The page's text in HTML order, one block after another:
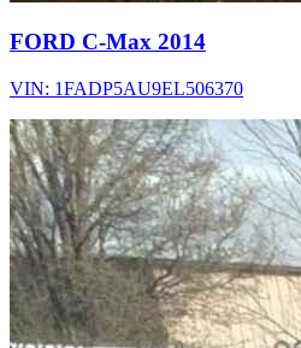
FORD C-Max 2014
VIN: 1FADP5AU9EL506370